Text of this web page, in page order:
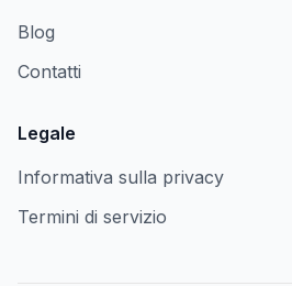
Blog
Contatti
Legale
Informativa sulla privacy
Termini di servizio